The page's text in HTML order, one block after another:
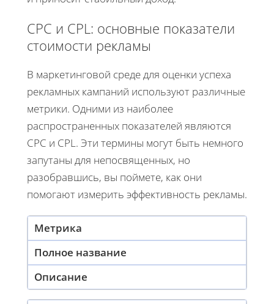
CPC и CPL: основные показатели
стоимости рекламы
В маркетинговой среде для оценки успеха
рекламных кампаний используют различные
метрики. Одними из наиболее
распространенных показателей являются
CPC и CPL. Эти термины могут быть немного
запутаны для непосвященных, но
разобравшись, вы поймете, как они
помогают измерить эффективность рекламы.
Метрика
Полное название
Описание